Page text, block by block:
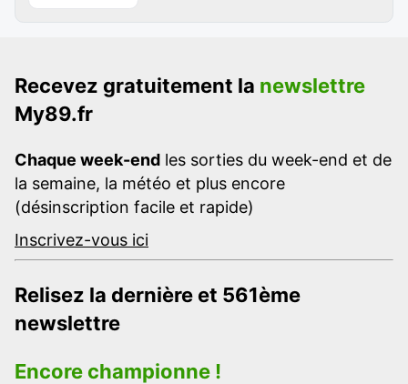
Recevez gratuitement la newslettre
My89.fr
Chaque week-end les sorties du week-end et de
la semaine, la météo et plus encore
(désinscription facile et rapide)
Inscrivez-vous ici
Relisez la dernière et 561ème
newslettre
Encore championne !